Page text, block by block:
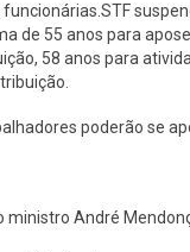
de 55 anos para
58 anos para
poderão se
ministro André